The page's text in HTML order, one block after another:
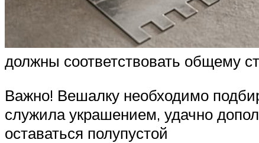
должны соответствовать общему
Важно! Вешалку необходимо
служила украшением, удачно
оставаться полупустой